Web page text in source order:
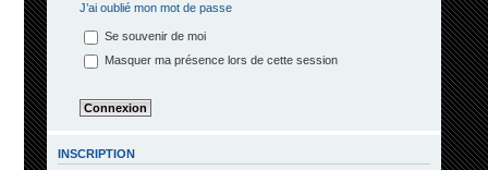
J’ai oublié mon mot de passe
Se souvenir de moi
Masquer ma présence lors de cette session
INSCRIPTION